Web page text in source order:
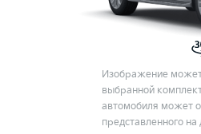
Изображение может
выбранной
автомобиля может
представленного на